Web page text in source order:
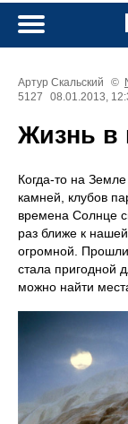
Артур Скальский ©
5127
08.01.2013,
Жизнь в
Когда-то на
камней, клубов
времена Солнце
раз ближе к
огромной.
стала пригодной
можно найти